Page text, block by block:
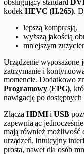
obsługujący standard
kodek HEVC (H.265).
lepszą kompresją,
wyższą jakością
mniejszym
Urządzenie wyposażone
zatrzymanie i
momencie. Dodatkowo
Programowy (EPG),
nawigację po dostępnych
Złącza HDMI i USB
zapewniając
mają również możliwość
urządzeń. Intuicyjny
prosta, nawet dla osób